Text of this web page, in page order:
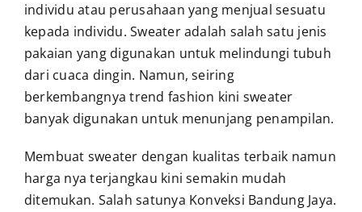
individu atau perusahaan yang menjual sesuatu
kepada individu. Sweater adalah salah satu jenis
pakaian yang digunakan untuk melindungi tubuh
dari cuaca dingin. Namun, seiring
berkembangnya trend fashion kini sweater
banyak digunakan untuk menunjang penampilan.
Membuat sweater dengan kualitas terbaik namun
harga nya terjangkau kini semakin mudah
ditemukan. Salah satunya Konveksi Bandung Jaya.